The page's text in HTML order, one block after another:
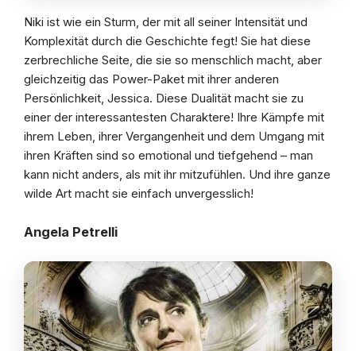
Niki ist wie ein Sturm, der mit all seiner Intensität und
Komplexität durch die Geschichte fegt! Sie hat diese
zerbrechliche Seite, die sie so menschlich macht, aber
gleichzeitig das Power-Paket mit ihrer anderen
Persönlichkeit, Jessica. Diese Dualität macht sie zu
einer der interessantesten Charaktere! Ihre Kämpfe mit
ihrem Leben, ihrer Vergangenheit und dem Umgang mit
ihren Kräften sind so emotional und tiefgehend – man
kann nicht anders, als mit ihr mitzufühlen. Und ihre ganze
wilde Art macht sie einfach unvergesslich!
Angela Petrelli